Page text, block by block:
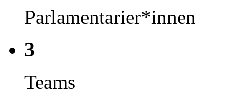
Parlamentarier*innen
3
Teams